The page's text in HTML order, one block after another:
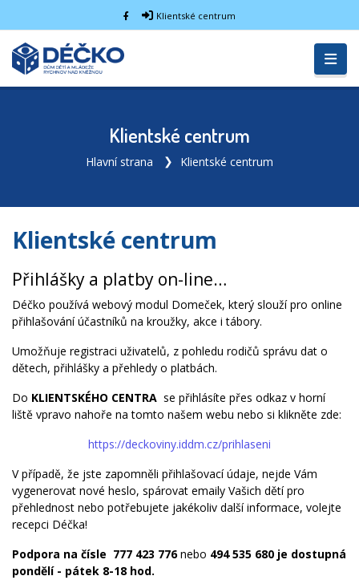
Klientské centrum
Klientské centrum
Hlavní strana Klientské centrum
Klientské centrum
Přihlášky a platby on-line…
Déčko používá webový modul Domeček, který slouží pro online
přihlašování účastníků na kroužky, akce i tábory.
Umožňuje registraci uživatelů, z pohledu rodičů správu dat o
dětech, přihlášky a přehledy o platbách.
Do KLIENTSKÉHO CENTRA se přihlásíte přes odkaz v horní
liště vpravo nahoře na tomto našem webu nebo si klikněte zde:
https://deckoviny.iddm.cz/prihlaseni
V případě, že jste zapomněli přihlašovací údaje, nejde Vám
vygenerovat nové heslo, spárovat emaily Vašich dětí pro
přehlednost nebo potřebujete jakékoliv další informace, volejte
recepci Déčka!
Podpora na čísle 777 423 776nebo 494 535 680 je dostupná
pondělí - pátek 8-18 hod.